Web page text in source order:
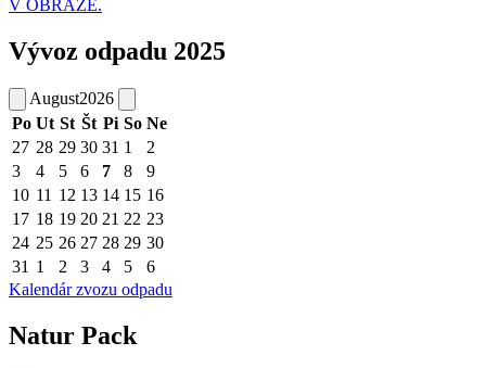
V OBRAZE.
Vývoz odpadu 2025
August2026
Po Ut St Št Pi So Ne
27 28 29 30 31 1
2
3
4 5 6 7 8
9
10 11 12 13 14 15 16
17 18 19 20 21 22 23
24 25 26 27 28 29 30
31 1 2 3 4 5
6
Kalendár zvozu odpadu
Natur Pack